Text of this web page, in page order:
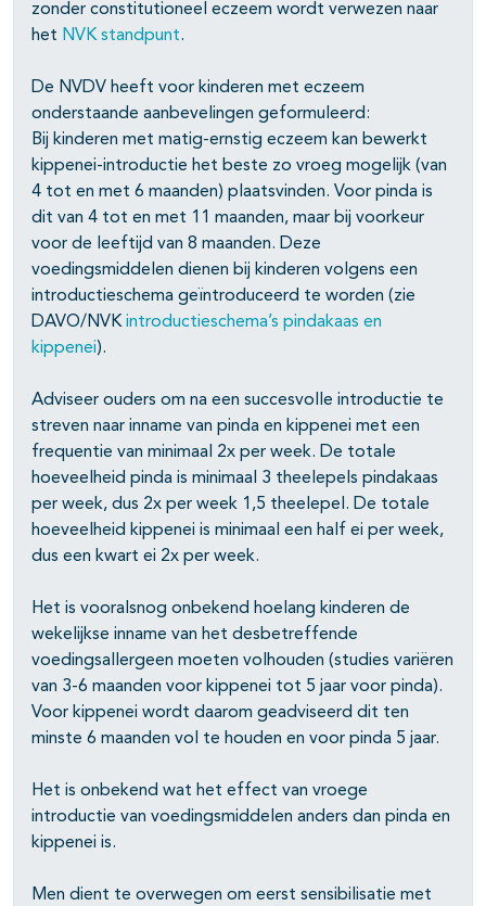
zonder constitutioneel eczeem wordt verwezen naar
het NVK standpunt.
De NVDV heeft voor kinderen met eczeem
onderstaande aanbevelingen geformuleerd:
Bij kinderen met matig-ernstig eczeem kan bewerkt
kippenei-introductie het beste zo vroeg mogelijk (van
4 tot en met 6 maanden) plaatsvinden. Voor pinda is
dit van 4 tot en met 11 maanden, maar bij voorkeur
voor de leeftijd van 8 maanden. Deze
voedingsmiddelen dienen bij kinderen volgens een
introductieschema geïntroduceerd te worden (zie
DAVO/NVKintroductieschema’s pindakaas en
kippenei).
Adviseer ouders om na een succesvolle introductie te
streven naar inname van pinda en kippenei met een
frequentie van minimaal 2x per week. De totale
hoeveelheid pinda is minimaal 3 theelepels pindakaas
per week, dus 2x per week 1,5 theelepel. De totale
hoeveelheid kippenei is minimaal een half ei per week,
dus een kwart ei 2x per week.
Het is vooralsnog onbekend hoelang kinderen de
wekelijkse inname van het desbetreffende
voedingsallergeen moeten volhouden (studies variëren
van 3-6 maanden voor kippenei tot 5 jaar voor pinda).
Voor kippenei wordt daarom geadviseerd dit ten
minste 6 maanden vol te houden en voor pinda 5 jaar.
Het is onbekend wat het effect van vroege
introductie van voedingsmiddelen anders dan pinda en
kippenei is.
Men dient te overwegen om eerst sensibilisatie met